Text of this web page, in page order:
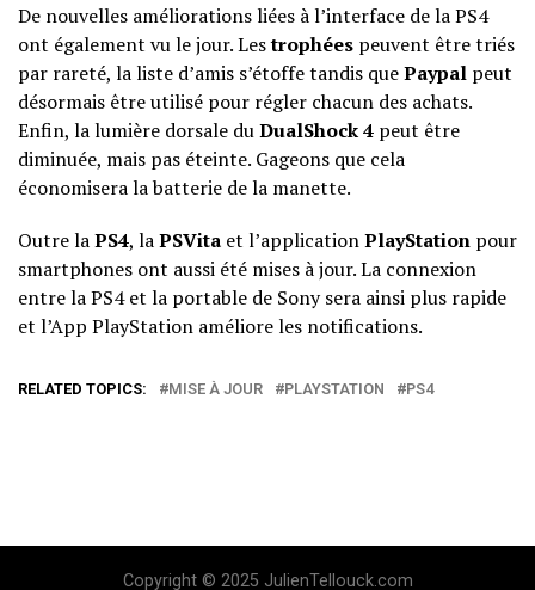
De nouvelles améliorations liées à l’interface de la PS4
ont également vu le jour. Lestrophées peuvent être triés
par rareté, la liste d’amis s’étoffe tandis quePaypal peut
désormais être utilisé pour régler chacun des achats.
Enfin, la lumière dorsale duDualShock 4 peut être
diminuée, mais pas éteinte. Gageons que cela
économisera la batterie de la manette.
Outre laPS4, laPSVita et l’applicationPlayStation pour
smartphones ont aussi été mises à jour. La connexion
entre la PS4 et la portable de Sony sera ainsi plus rapide
et l’App PlayStation améliore les notifications.
RELATED TOPICS: MISE À JOUR PLAYSTATION PS4
Copyright © 2025 JulienTellouck.com